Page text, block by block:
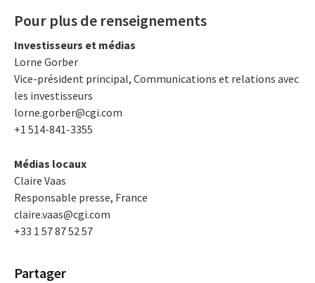
Pour plus de renseignements
Investisseurs et médias
Lorne Gorber
Vice-président principal, Communications et relations avec
les investisseurs
lorne.gorber@cgi.com
+1 514-841-3355
Médias locaux
Claire Vaas
Responsable presse, France
claire.vaas@cgi.com
+33 1 57 87 52 57
Partager